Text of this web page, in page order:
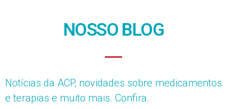
NOSSO BLOG
Notícias da ACP, novidades sobre medicamentos
e terapias e muito mais. Confira.